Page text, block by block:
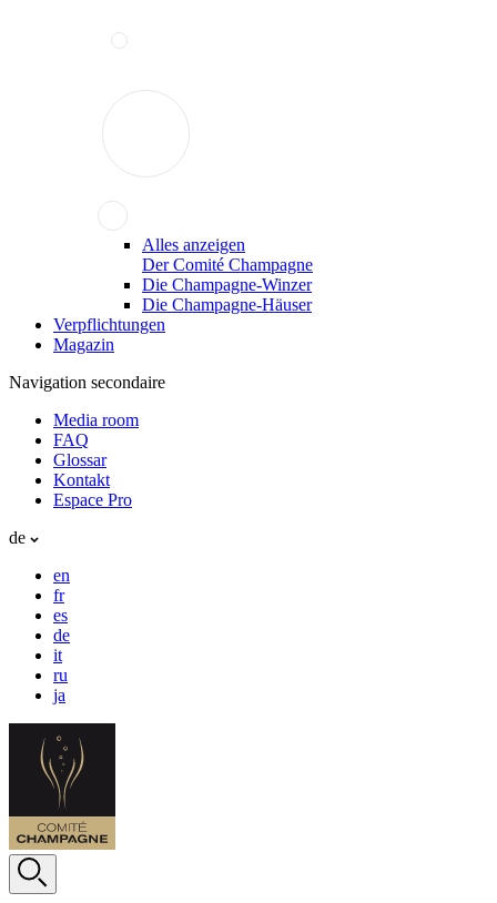
Alles anzeigen
Der Comité Champagne
Die Champagne-Winzer
Die Champagne-Häuser
Verpflichtungen
Magazin
Navigation secondaire
Media room
FAQ
Glossar
Kontakt
Espace Pro
de
en
fr
es
de
it
ru
ja